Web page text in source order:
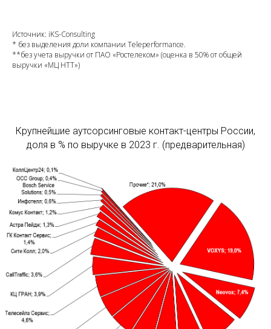
Источник: iKS-Consulting
* без выделения доли компании Teleperformance.
**без учета выручки от ПАО «Ростелеком» (оценка в 50% от общей
выручки «МЦ НТТ»)
Крупнейшие аутсорсинговые контакт-центры России,
доля в % по выручке в 2023 г. (предварительная)